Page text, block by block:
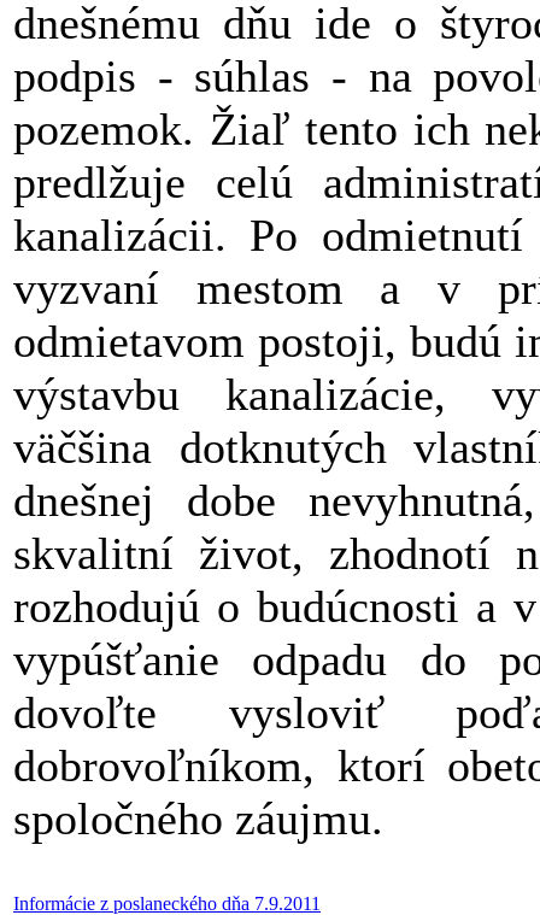
dnešnému dňu ide o
podpis - súhlas - na
pozemok. Žiaľ tento ich
predlžuje celú
kanalizácii. Po
vyzvaní mestom a v
odmietavom postoji, budú
výstavbu kanalizácie,
väčšina dotknutých
dnešnej dobe
skvalitní život, zhodnotí
rozhodujú o budúcnosti a
vypúšťanie odpadu do
dovoľte vysloviť
dobrovoľníkom, ktorí
spoločného záujmu.
Informácie z poslaneckého dňa 7.9.2011